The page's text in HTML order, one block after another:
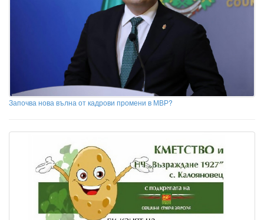
Започва нова вълна от кадрови промени в МВР?